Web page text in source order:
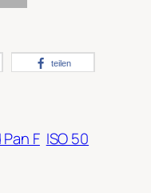
teilen
F ISO 50